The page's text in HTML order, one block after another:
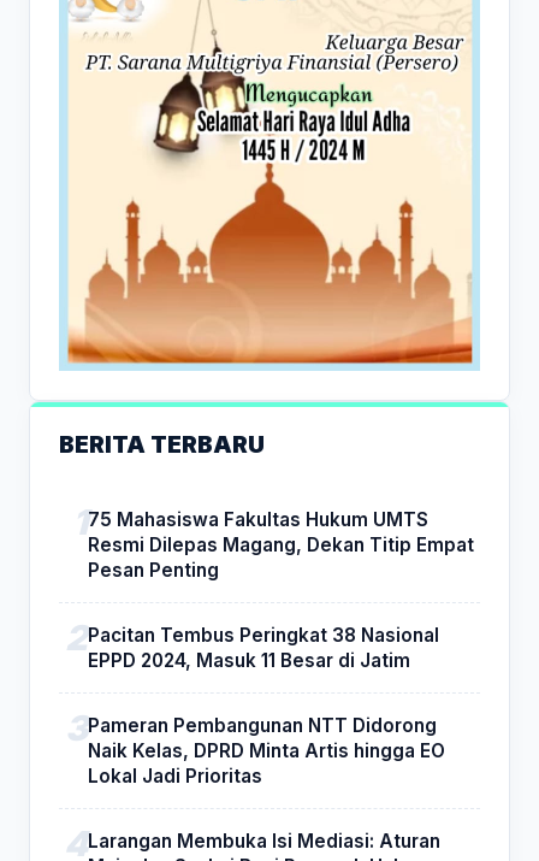
BERITA TERBARU
75 Mahasiswa Fakultas Hukum UMTS
Resmi Dilepas Magang, Dekan Titip Empat
Pesan Penting
Pacitan Tembus Peringkat 38 Nasional
EPPD 2024, Masuk 11 Besar di Jatim
Pameran Pembangunan NTT Didorong
Naik Kelas, DPRD Minta Artis hingga EO
Lokal Jadi Prioritas
Larangan Membuka Isi Mediasi: Aturan